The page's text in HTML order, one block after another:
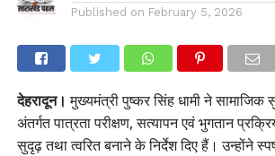
Published on February 5, 2026
देहरादून। मुख्यमंत्री पुष्कर सिंह धामी ने सामाजिक
अंतर्गत पात्रता परीक्षण, सत्यापन एवं भुगतान
सुदृढ़ तथा त्वरित बनाने के निर्देश दिए हैं। उन्होंने